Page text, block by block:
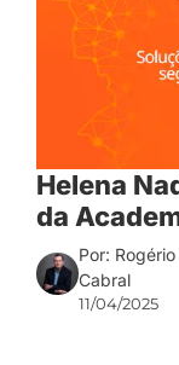
Helena
da
Por: Rogério
Cabral
11/04/2025